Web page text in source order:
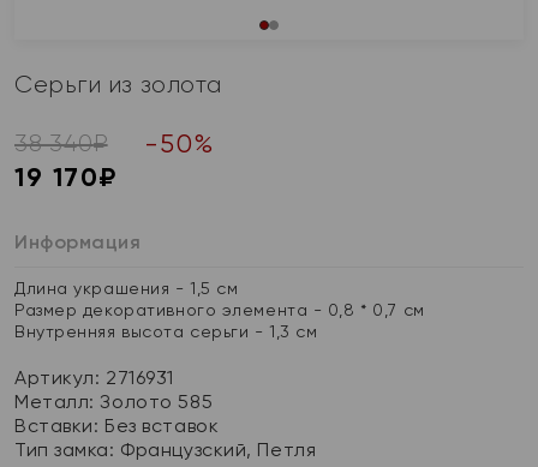
Серьги из золота
38 340₽ -50%
19 170₽
Информация
Длина украшения - 1,5 см
Размер декоративного элемента - 0,8 * 0,7 см
Внутренняя высота серьги - 1,3 см
Артикул: 2716931
Металл:Золото 585
Вставки: Без вставок
Тип замка: Французский, Петля